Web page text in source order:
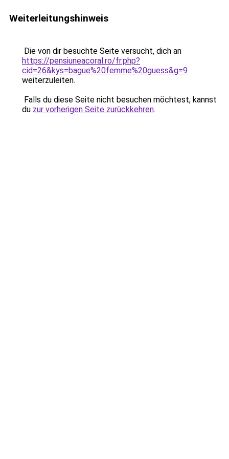
Weiterleitungshinweis
Die von dir besuchte Seite versucht, dich an
https://pensiuneacoral.ro/fr.php?
cid=26&kys=bague%20femme%20guess&g=9
weiterzuleiten.
Falls du diese Seite nicht besuchen möchtest, kannst
du zur vorherigen Seite zurückkehren.